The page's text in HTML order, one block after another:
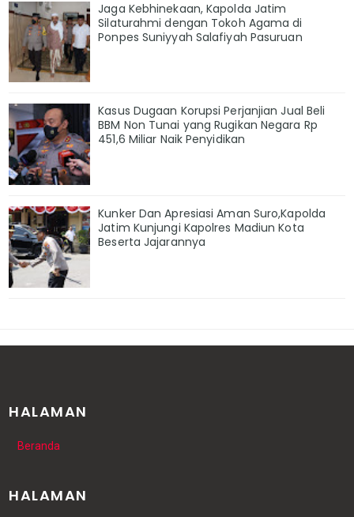
Jaga Kebhinekaan, Kapolda Jatim
Silaturahmi dengan Tokoh Agama di
Ponpes Suniyyah Salafiyah Pasuruan
Kasus Dugaan Korupsi Perjanjian Jual Beli
BBM Non Tunai yang Rugikan Negara Rp
451,6 Miliar Naik Penyidikan
Kunker Dan Apresiasi Aman Suro,Kapolda
Jatim Kunjungi Kapolres Madiun Kota
Beserta Jajarannya
HALAMAN
Beranda
HALAMAN